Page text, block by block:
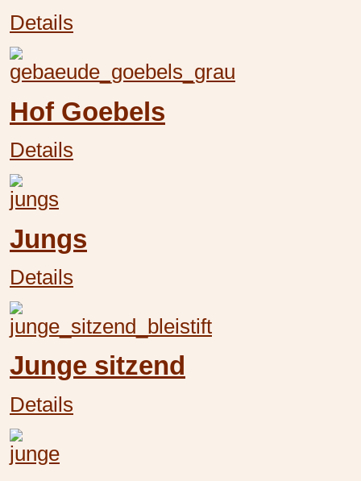
Details
Hof Goebels
Details
Jungs
Details
Junge sitzend
Details